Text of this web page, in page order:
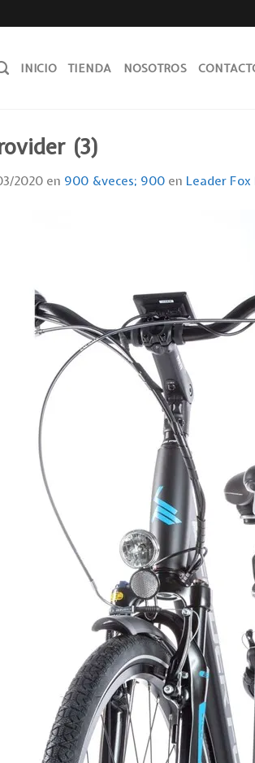
INICIO TIENDA NOSOTROS
(3)
2020 en 900 &veces; 900 en Leader Fox